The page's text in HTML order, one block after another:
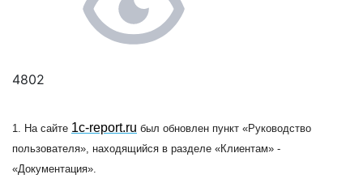
4802
1. На сайте 1c-report.ru был обновлен пункт «Руководство
пользователя», находящийся в разделе «Клиентам» -
«Документация».